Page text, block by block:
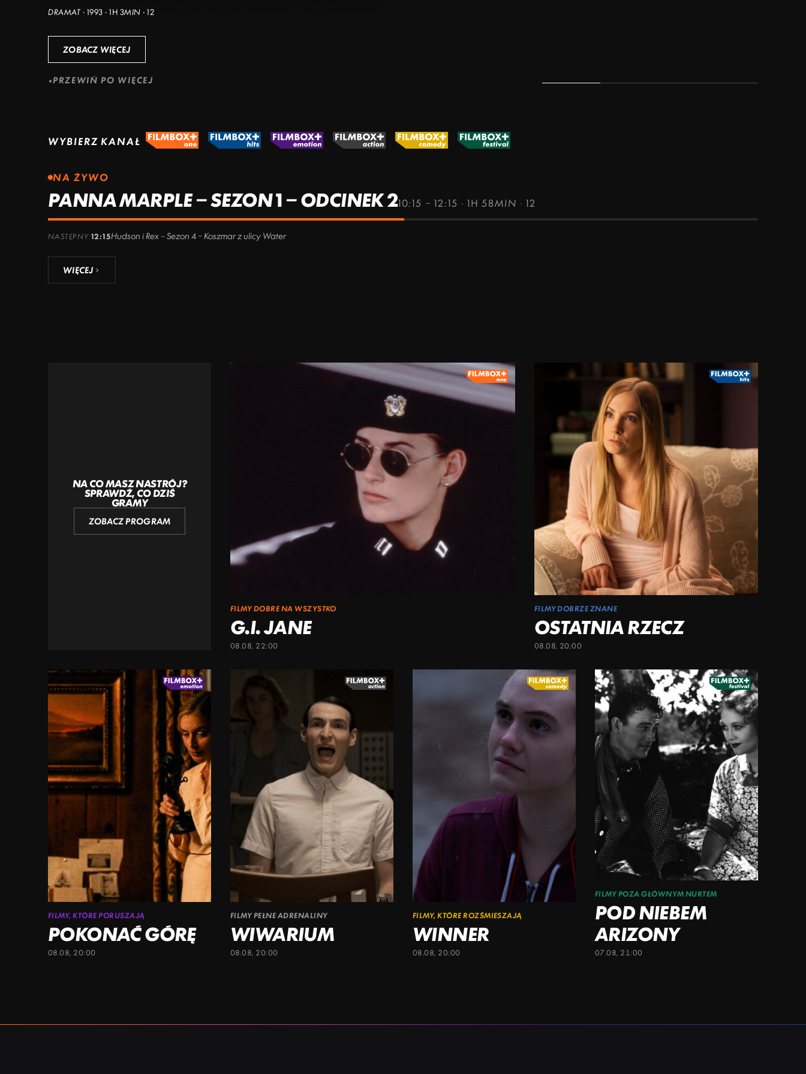
DRAMAT · 1993 · 1H 3MIN · 12
ZOBACZ WIĘCEJ
PRZEWIŃ PO WIĘCEJ
WYBIERZ KANAŁ
NA ŻYWO
PANNA MARPLE – SEZON 1 – ODCINEK 210:15 – 12:15 ·1H 58MIN ·12
NASTĘPNY:12:15Hudson i Rex – Sezon 4 – Koszmar z ulicy Water
WIĘCEJ
NA CO MASZ NASTRÓJ?
SPRAWDŹ, CO DZIŚ
GRAMY
ZOBACZ PROGRAM
FILMY DOBRE NA WSZYSTKO
G.I. JANE
08.08, 22:00
FILMY DOBRZE ZNANE
OSTATNIA RZECZ
08.08, 20:00
FILMY, KTÓRE PORUSZAJĄ
POKONAĆ GÓRĘ
08.08, 20:00
FILMY PEŁNE ADRENALINY
WIWARIUM
08.08, 20:00
FILMY, KTÓRE ROZŚMIESZAJĄ
WINNER
08.08, 20:00
FILMY POZA GŁÓWNYM NURTEM
POD NIEBEM
ARIZONY
07.08, 21:00